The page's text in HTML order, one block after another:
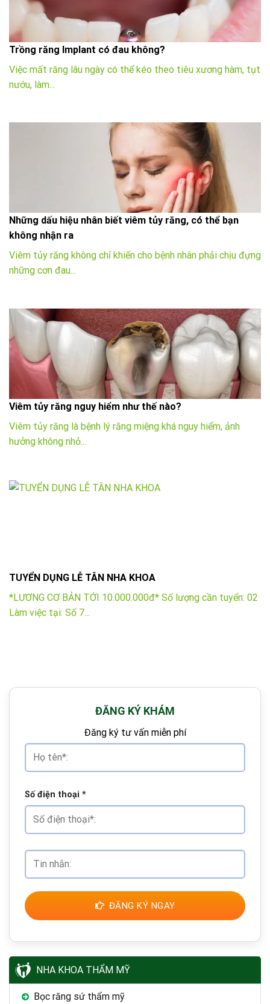
Trồng răng Implant có đau không?
Việc mất răng lâu ngày có thể kéo theo tiêu xương hàm, tụt
nướu, làm...
Những dấu hiệu nhân biết viêm tủy răng, có thể bạn
không nhận ra
Viêm tủy răng không chỉ khiến cho bệnh nhân phải chịu đựng
những cơn đau...
Viêm tủy răng nguy hiểm như thế nào?
Viêm tủy răng là bệnh lý răng miệng khá nguy hiểm, ảnh
hưởng không nhỏ...
TUYỂN DỤNG LỄ TÂN NHA KHOA
*LƯƠNG CƠ BẢN TỚI 10.000.000đ* Số lượng cần tuyển: 02
Làm việc tại: Số 7...
ĐĂNG KÝ KHÁM
Đăng ký tư vấn miễn phí
Số điện thoại *
ĐĂNG KÝ NGAY
NHA KHOA THẨM MỸ
Bọc răng sứ thẩm mỹ